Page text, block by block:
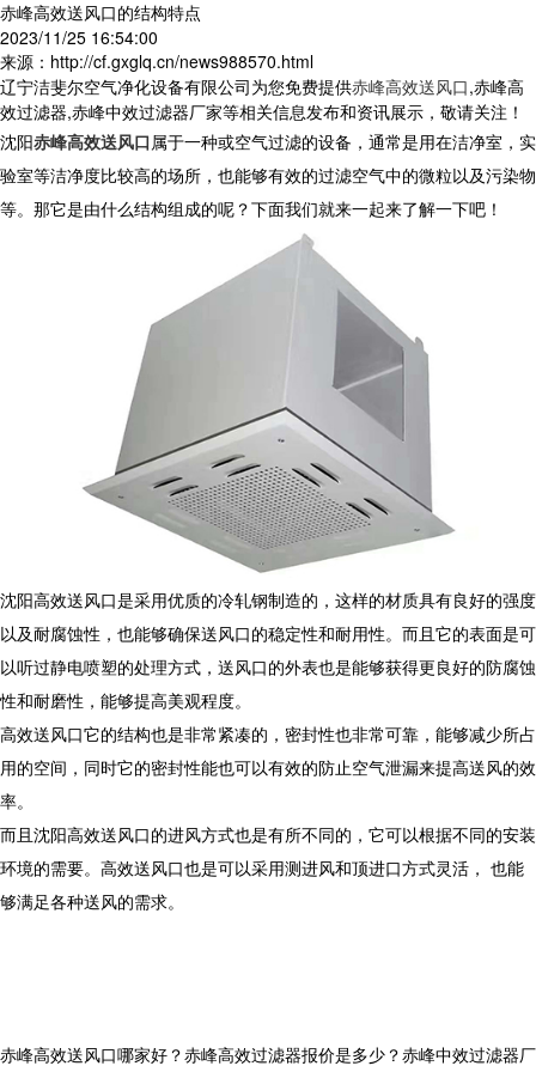
赤峰高效送风口的结构特点
2023/11/25 16:54:00
来源：http://cf.gxglq.cn/news988570.html
辽宁洁斐尔空气净化设备有限公司为您免费提供赤峰高效送风口,赤峰高
效过滤器,赤峰中效过滤器厂家等相关信息发布和资讯展示，敬请关注！
沈阳赤峰高效送风口属于一种或空气过滤的设备，通常是用在洁净室，实
验室等洁净度比较高的场所，也能够有效的过滤空气中的微粒以及污染物
等。那它是由什么结构组成的呢？下面我们就来一起来了解一下吧！
沈阳高效送风口是采用优质的冷轧钢制造的，这样的材质具有良好的强度
以及耐腐蚀性，也能够确保送风口的稳定性和耐用性。而且它的表面是可
以听过静电喷塑的处理方式，送风口的外表也是能够获得更良好的防腐蚀
性和耐磨性，能够提高美观程度。
高效送风口它的结构也是非常紧凑的，密封性也非常可靠，能够减少所占
用的空间，同时它的密封性能也可以有效的防止空气泄漏来提高送风的效
率。
而且沈阳高效送风口的进风方式也是有所不同的，它可以根据不同的安装
环境的需要。高效送风口也是可以采用测进风和顶进口方式灵活， 也能
够满足各种送风的需求。
赤峰高效送风口哪家好？赤峰高效过滤器报价是多少？赤峰中效过滤器厂